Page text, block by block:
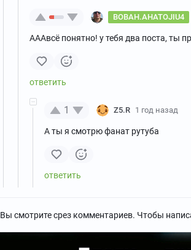
BOBAH.AHATOJIU4
АААвсё понятно! у тебя два поста, ты
1 Z5.R 1 год назад
А ты я смотрю фанат рутуба
Вы смотрите срез комментариев. Чтобы